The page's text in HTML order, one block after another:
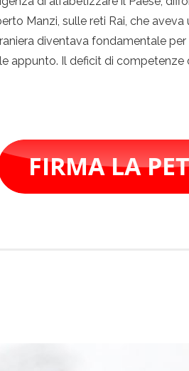
Manzi, sulle reti Rai, che
diventava fondamentale
Il deficit di